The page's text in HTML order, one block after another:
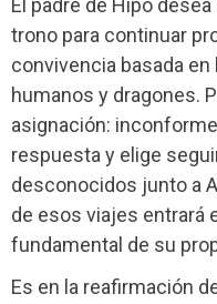
El padre de Hipo
trono para continuar
convivencia basada en
humanos y dragones.
asignación:
respuesta y elige
desconocidos junto a
de esos viajes entrará
fundamental de su
Es en la reafirmación